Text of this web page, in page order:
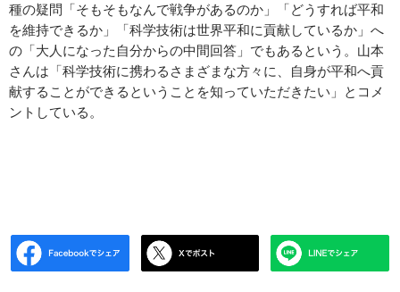
種の疑問「そもそもなんで戦争があるのか」「どうすれば平和
を維持できるか」「科学技術は世界平和に貢献しているか」へ
の「大人になった自分からの中間回答」でもあるという。山本
さんは「科学技術に携わるさまざまな方々に、自身が平和へ貢
献することができるということを知っていただきたい」とコメ
ントしている。